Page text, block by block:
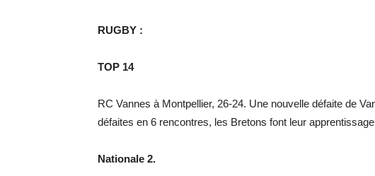
RUGBY :
TOP 14
RC Vannes à Montpellier, 26-24. Une nouvelle défaite de
défaites en 6 rencontres, les Bretons font leur
Nationale 2.